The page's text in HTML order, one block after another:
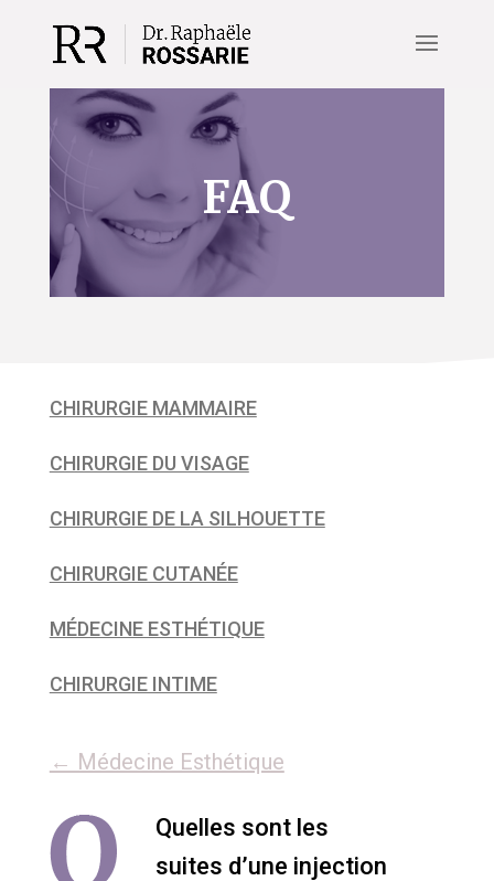
FAQ
CHIRURGIE MAMMAIRE
CHIRURGIE DU VISAGE
CHIRURGIE DE LA SILHOUETTE
CHIRURGIE CUTANÉE
MÉDECINE ESTHÉTIQUE
CHIRURGIE INTIME
← Médecine Esthétique
Quelles sont les
suites d’une injection